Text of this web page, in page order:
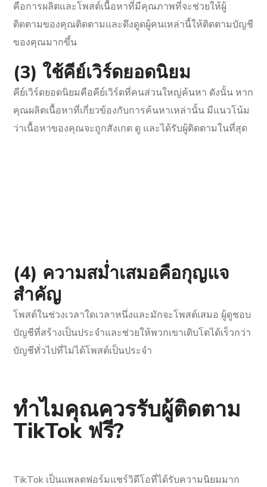
คือการผลิตและโพสต์เนื้อหาที่มีคุณภาพที่จะช่วยให้ผู้
ติดตามของคุณติดตามและดึงดูดผู้คนเหล่านี้ให้ติดตามบัญชี
ของคุณมากขึ้น
(3) ใช้คีย์เวิร์ดยอดนิยม
คีย์เวิร์ดยอดนิยมคือคีย์เวิร์ดที่คนส่วนใหญ่ค้นหา ดังนั้น หาก
คุณผลิตเนื้อหาที่เกี่ยวข้องกับการค้นหาเหล่านั้น มีแนวโน้ม
ว่าเนื้อหาของคุณจะถูกสังเกต ดู และได้รับผู้ติดตามในที่สุด
(4) ความสม่ำเสมอคือกุญแจ
สำคัญ
โพสต์ในช่วงเวลาใดเวลาหนึ่งและมักจะโพสต์เสมอ ผู้ดูชอบ
บัญชีที่สร้างเป็นประจำและช่วยให้พวกเขาเติบโตได้เร็วกว่า
บัญชีทั่วไปที่ไม่ได้โพสต์เป็นประจำ
ทำไมคุณควรรับผู้ติดตาม
TikTok ฟรี?
TikTok เป็นแพลตฟอร์มแชร์วิดีโอที่ได้รับความนิยมมาก